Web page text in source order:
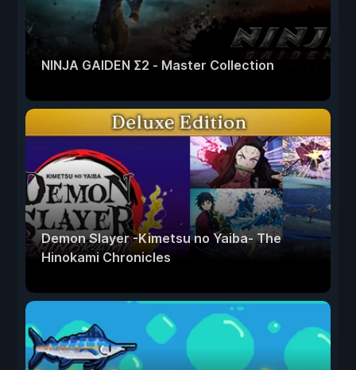
NINJA GAIDEN Σ2 - Master Collection
Demon Slayer -Kimetsu no Yaiba- The
Hinokami Chronicles